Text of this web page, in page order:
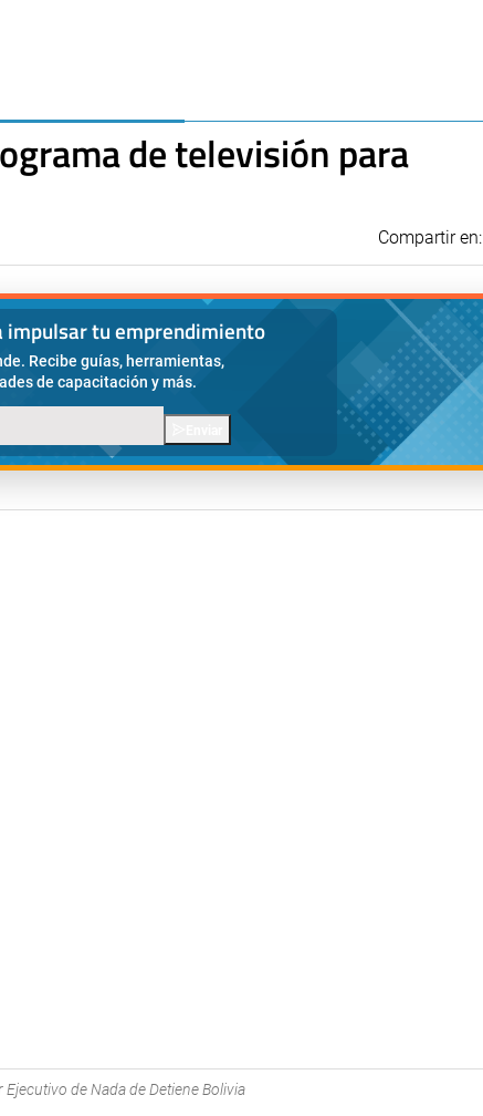
de televisión para
Compartir en:
impulsar tu emprendimiento
Recibe guías, herramientas,
de capacitación y más.
de Nada de Detiene Bolivia